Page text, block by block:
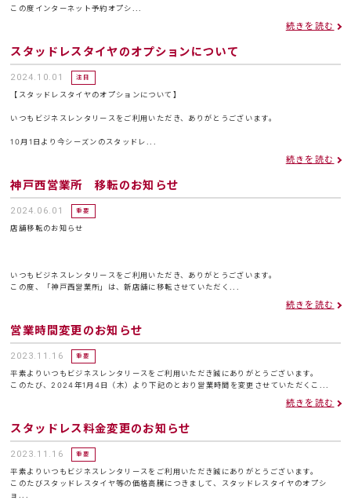
この度インターネット予約オプシ...
続きを読む
スタッドレスタイヤのオプションについて
2024.10.01 注目
【スタッドレスタイヤのオプションについて】
いつもビジネスレンタリースをご利用いただき、ありがとうございます。
10月1日より今シーズンのスタッドレ...
続きを読む
神戸西営業所 移転のお知らせ
2024.06.01 重要
店舗移転のお知らせ
いつもビジネスレンタリースをご利用いただき、ありがとうございます。
この度、「神戸西営業所」は、新店舗に移転させていただく...
続きを読む
営業時間変更のお知らせ
2023.11.16 重要
平素よりいつもビジネスレンタリースをご利用いただき誠にありがとうございます。
このたび、2024年1月4日（木）より下記のとおり営業時間を変更させていただくこ...
続きを読む
スタッドレス料金変更のお知らせ
2023.11.16 重要
平素よりいつもビジネスレンタリースをご利用いただき誠にありがとうございます。
このたびスタッドレスタイヤ等の価格高騰につきまして、スタッドレスタイヤのオプシ
ョ...